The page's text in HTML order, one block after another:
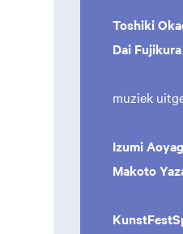
Toshiki
Dai Fujikura
muziek
Izumi
Makoto